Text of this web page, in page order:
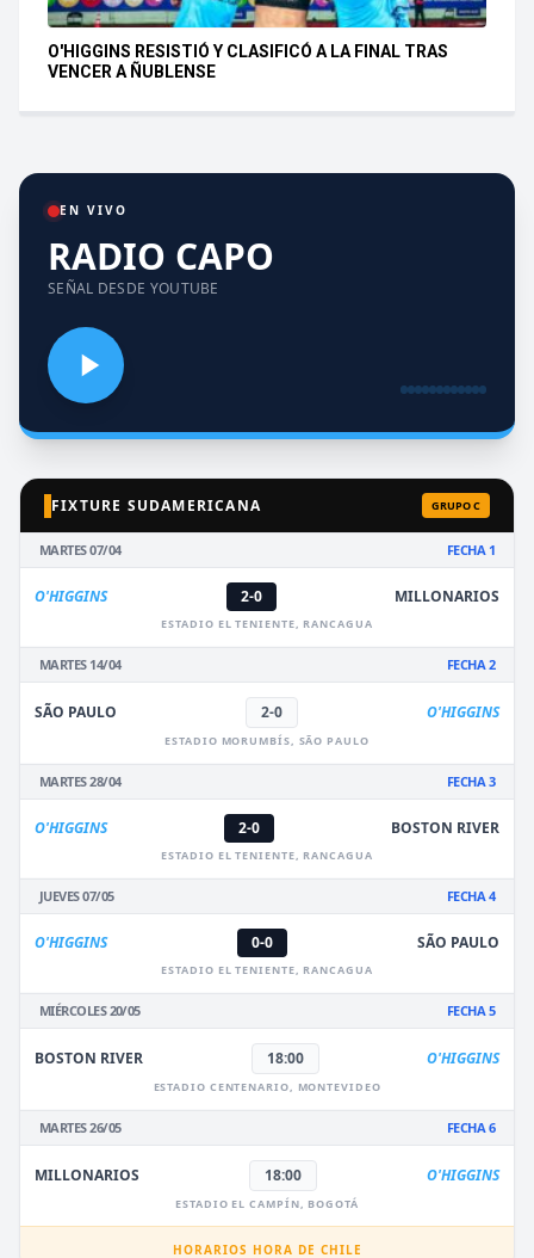
O'HIGGINS RESISTIÓ Y CLASIFICÓ A LA FINAL TRAS
VENCER A ÑUBLENSE
EN VIVO
RADIO CAPO
SEÑAL DESDE YOUTUBE
FIXTURE SUDAMERICANA GRUPO C
MARTES 07/04 FECHA 1
O'HIGGINS 2-0 MILLONARIOS
ESTADIO EL TENIENTE, RANCAGUA
MARTES 14/04 FECHA 2
SÃO PAULO 2-0 O'HIGGINS
ESTADIO MORUMBÍS, SÃO PAULO
MARTES 28/04 FECHA 3
O'HIGGINS 2-0 BOSTON RIVER
ESTADIO EL TENIENTE, RANCAGUA
JUEVES 07/05 FECHA 4
O'HIGGINS 0-0 SÃO PAULO
ESTADIO EL TENIENTE, RANCAGUA
MIÉRCOLES 20/05 FECHA 5
BOSTON RIVER 18:00 O'HIGGINS
ESTADIO CENTENARIO, MONTEVIDEO
MARTES 26/05 FECHA 6
MILLONARIOS 18:00 O'HIGGINS
ESTADIO EL CAMPÍN, BOGOTÁ
HORARIOS HORA DE CHILE